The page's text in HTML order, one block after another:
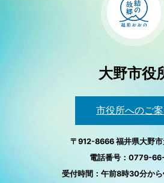
大野市役
市役所へのご
〒912-8666 福井県大野市
電話番号：0779-66-
受付時間：午前8時30分か